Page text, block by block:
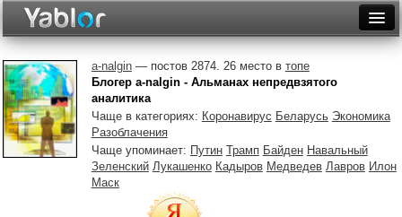
Неделя
Месяц
Рейтинги
Архив
a-nalgin— постов 2874. 26 место в топе
Блогер a-nalgin - Альманах непредвзятого
аналитика
Чаще в категориях: Коронавирус Беларусь Экономика
Разоблачения
Чаще упоминает: Путин Трамп Байден Навальный
Зеленский Лукашенко Кадыров Медведев Лавров Илон
Маск